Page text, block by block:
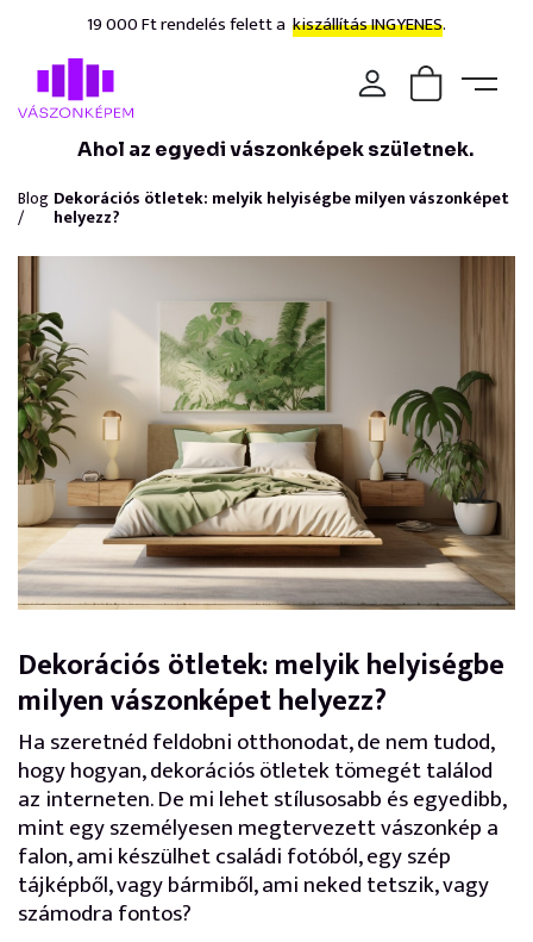
19 000 Ft rendelés felett a kiszállítás INGYENES.
Ahol az egyedi vászonképek születnek.
Blog
/
Dekorációs ötletek: melyik helyiségbe milyen vászonképet
helyezz?
Dekorációs ötletek: melyik helyiségbe
milyen vászonképet helyezz?
Ha szeretnéd feldobni otthonodat, de nem tudod,
hogy hogyan, dekorációs ötletek tömegét találod
az interneten. De mi lehet stílusosabb és egyedibb,
mint egy személyesen megtervezett vászonkép a
falon, ami készülhet családi fotóból, egy szép
tájképből, vagy bármiből, ami neked tetszik, vagy
számodra fontos?